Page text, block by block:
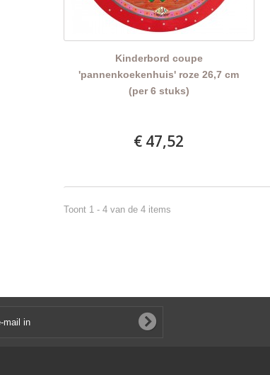
Kinderbord coupe
'pannenkoekenhuis' roze 26,7 cm
(per 6 stuks)
€ 47,52
Toont 1 - 4 van de 4 items